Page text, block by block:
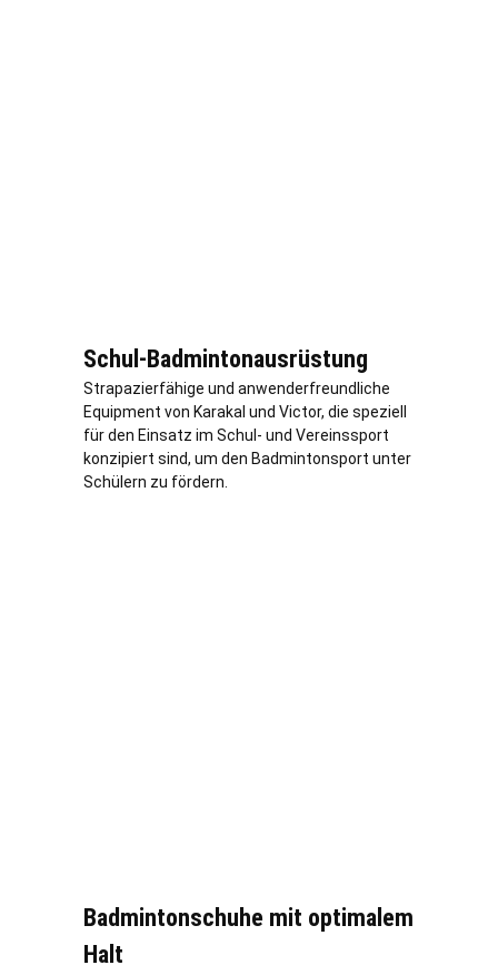
Schul-Badmintonausrüstung
Strapazierfähige und anwenderfreundliche
Equipment von Karakal und Victor, die speziell
für den Einsatz im Schul- und Vereinssport
konzipiert sind, um den Badmintonsport unter
Schülern zu fördern.
Badmintonschuhe mit optimalem
Halt